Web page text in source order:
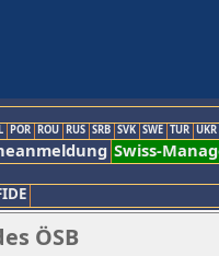
POR ROU RUS SRB SVK SWE TUR UKR
Swiss-
ÖSB